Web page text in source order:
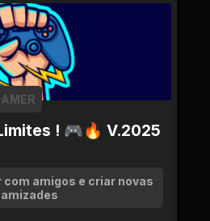
! 🎮🔥 V.2025
amigos e criar novas
amizades